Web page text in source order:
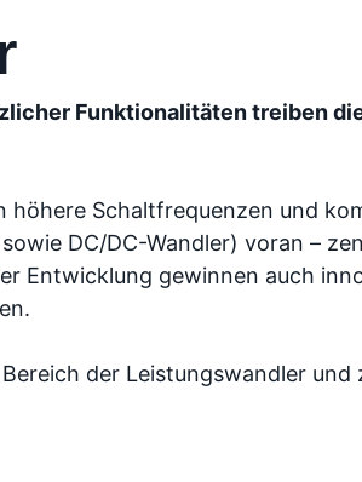
Funktionalitäten treiben
Schaltfrequenzen und
DC/DC-Wandler) voran –
Entwicklung gewinnen auch
der Leistungswandler